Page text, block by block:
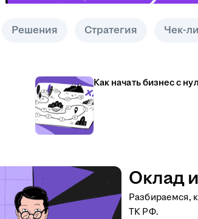
Решения Стратегия Чек-
Как начать бизнес с
Оклад
Разбираемся,
ТК РФ.